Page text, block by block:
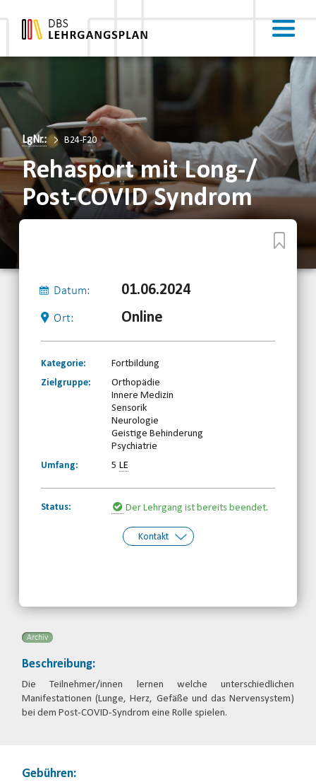
LgNr.: B24-F20
Rehasport mit Long-/
Post-COVID Syndrom
Datum: 01.06.2024
Ort: Online
Kategorie:
Fortbildung
Zielgruppe:
Orthopädie
Innere Medizin
Sensorik
Neurologie
Geistige Behinderung
Psychiatrie
Umfang:
5LE
Status: Der Lehrgang ist bereits beendet.
Kontakt
Archiv
Beschreibung:
Die Teilnehmer/innen lernen welche unterschiedlichen
Manifestationen (Lunge, Herz, Gefäße und das Nervensystem)
bei dem Post-COVID-Syndrom eine Rolle spielen.
Gebühren: